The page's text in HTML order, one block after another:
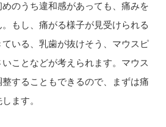
のうち違和感があっても、痛みを
もし、痛がる様子が見受けられる
いる、乳歯が抜けそう、マウスピ
ことなどが考えられます。マウス
することもできるので、まずは痛
ます。